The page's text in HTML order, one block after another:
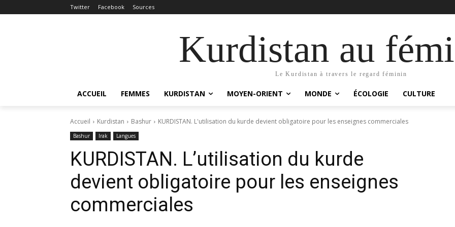
Twitter Facebook Sources
Kurdistan au
Le Kurdistan à travers le regard féminin
ACCUEIL FEMMES KURDISTAN MOYEN-ORIENT MONDE ÉCOLOGIE CULTURE
Accueil Kurdistan Bashur KURDISTAN. L'utilisation du kurde devient obligatoire pour les enseignes commerciales
Bashur Irak Langues
KURDISTAN. L’utilisation du kurde
devient obligatoire pour les enseignes
commerciales